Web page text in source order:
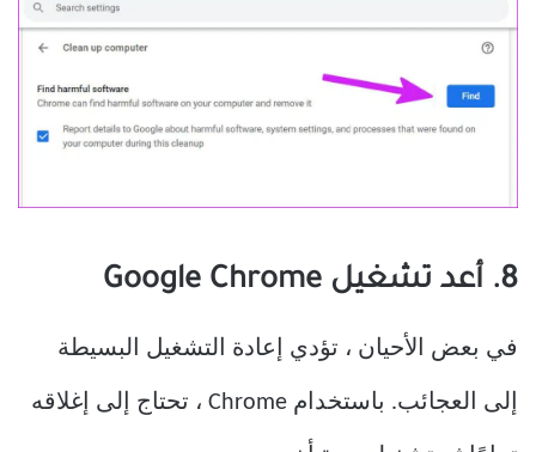
8. أعد تشغيل Google Chrome
في بعض الأحيان ، تؤدي إعادة التشغيل البسيطة
إلى العجائب. باستخدام Chrome ، تحتاج إلى إغلاقه